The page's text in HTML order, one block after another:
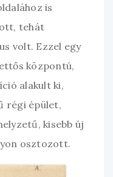
is
tehát
volt. Ezzel egy
központú,
alakult ki,
régi épület,
kisebb új
osztozott.